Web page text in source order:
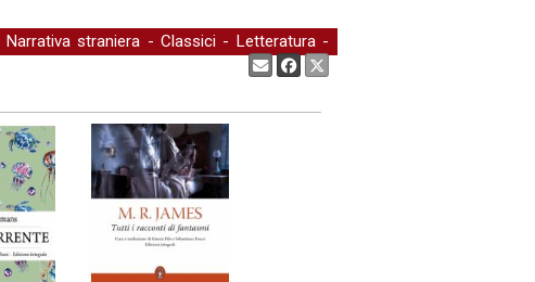
Narrativa straniera -Classici - Letteratura-